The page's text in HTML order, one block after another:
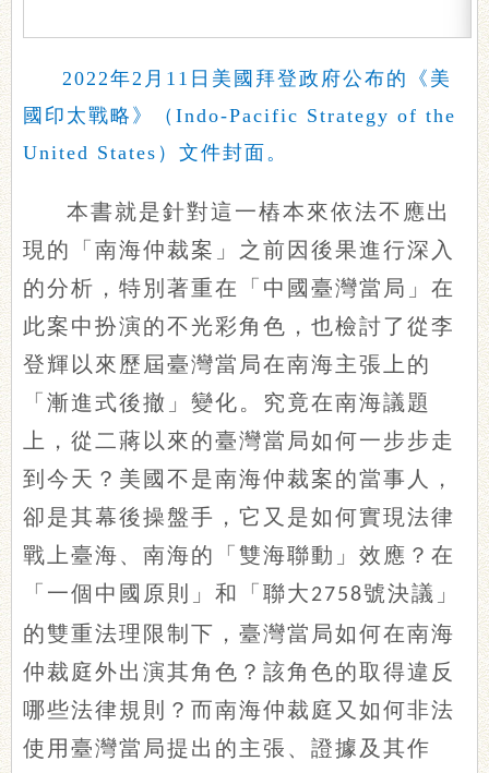
2022年2月11日美國拜登政府公布的《美
國印太戰略》（Indo-Pacific Strategy of the
United States）文件封面。
本書就是針對這一樁本來依法不應出
現的「南海仲裁案」之前因後果進行深入
的分析，特別著重在「中國臺灣當局」在
此案中扮演的不光彩角色，也檢討了從李
登輝以來歷屆臺灣當局在南海主張上的
「漸進式後撤」變化。究竟在南海議題
上，從二蔣以來的臺灣當局如何一步步走
到今天？美國不是南海仲裁案的當事人，
卻是其幕後操盤手，它又是如何實現法律
戰上臺海、南海的「雙海聯動」效應？在
「一個中國原則」和「聯大 2758號決議」
的雙重法理限制下，臺灣當局如何在南海
仲裁庭外出演其角色？該角色的取得違反
哪些法律規則？而南海仲裁庭又如何非法
使用臺灣當局提出的主張、證據及其作